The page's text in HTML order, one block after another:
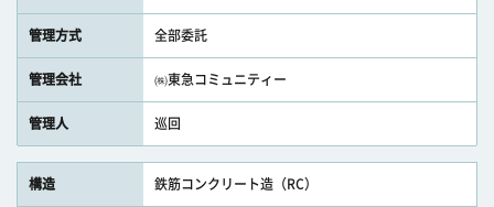
管理方式 全部委託
管理会社 ㈱東急コミュニティー
管理人 巡回
構造 鉄筋コンクリート造（RC）